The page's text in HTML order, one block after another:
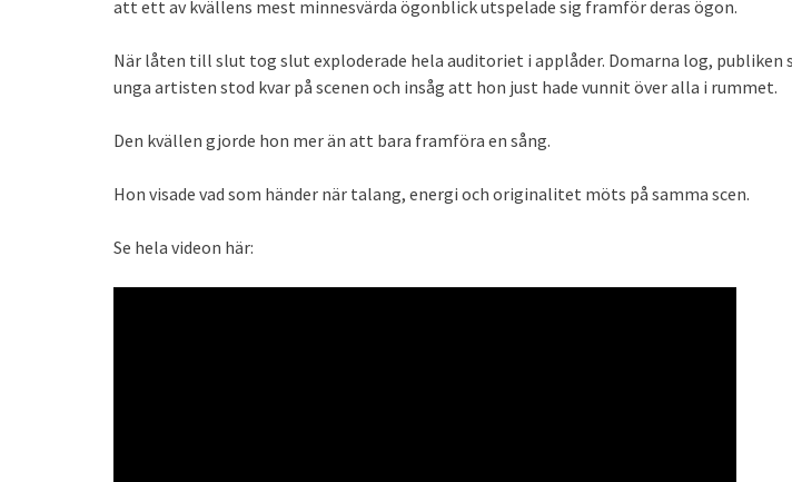
att ett av kvällens mest minnesvärda ögonblick utspelade sig framför deras ögon.
När låten till slut tog slut exploderade hela auditoriet i applåder. Domarna log, publiken
unga artisten stod kvar på scenen och insåg att hon just hade vunnit över alla i rummet.
Den kvällen gjorde hon mer än att bara framföra en sång.
Hon visade vad som händer när talang, energi och originalitet möts på samma scen.
Se hela videon här: